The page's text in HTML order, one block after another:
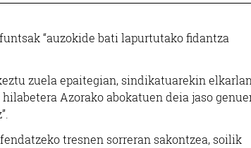
“auzokide bati lapurtutako fidantza
zuela epaitegian, sindikatuarekin
Azorako abokatuen deia jaso
tresnen sorreran sakontzea, soilik